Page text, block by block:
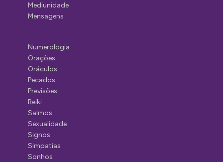
Mediunidade
Mensagens
Numerologia
Orações
Oráculos
Pecados
Previsões
Reiki
Salmos
Sexualidade
Signos
Simpatias
Sonhos